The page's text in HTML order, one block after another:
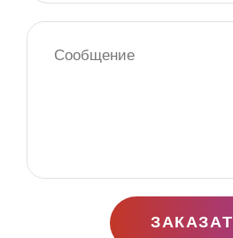
Наличие связей.
обширным опытом работы с
фотографами и площадками,
Знание всех тонкостей и
к бракосочетанию.